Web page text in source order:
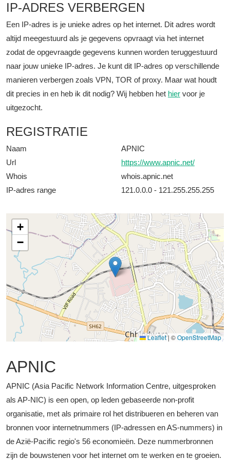
IP-ADRES VERBERGEN
Een IP-adres is je unieke adres op het internet. Dit adres wordt
altijd meegestuurd als je gegevens opvraagt via het internet
zodat de opgevraagde gegevens kunnen worden teruggestuurd
naar jouw unieke IP-adres. Je kunt dit IP-adres op verschillende
manieren verbergen zoals VPN, TOR of proxy. Maar wat houdt
dit precies in en heb ik dit nodig? Wij hebben het hier voor je
uitgezocht.
REGISTRATIE
Naam
APNIC
Url
https://www.apnic.net/
Whois
whois.apnic.net
IP-adres range
121.0.0.0 - 121.255.255.255
+
−
Leaflet | ©OpenStreetMap
APNIC
APNIC (Asia Pacific Network Information Centre, uitgesproken
als AP-NIC) is een open, op leden gebaseerde non-profit
organisatie, met als primaire rol het distribueren en beheren van
bronnen voor internetnummers (IP-adressen en AS-nummers) in
de Azië-Pacific regio's 56 economieën. Deze nummerbronnen
zijn de bouwstenen voor het internet om te werken en te groeien.